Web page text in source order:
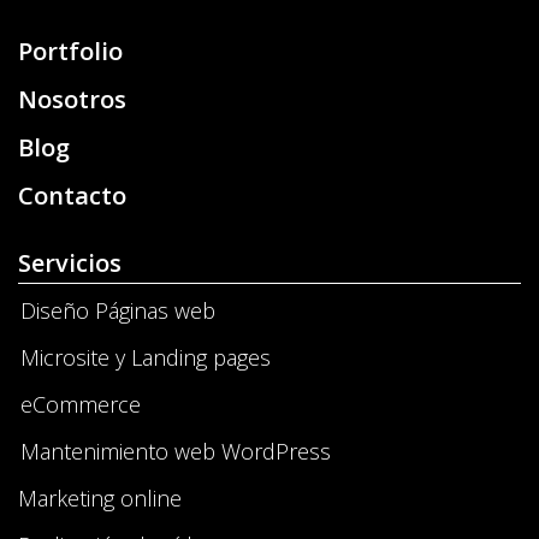
Portfolio
Nosotros
Blog
Contacto
Servicios
Diseño Páginas web
Microsite y Landing pages
eCommerce
Mantenimiento web WordPress
Marketing online